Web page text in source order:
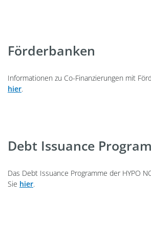
Förderbanken
Informationen zu Co-Finanzierungen mit
hier.
Debt Issuance
Das Debt Issuance Programme der HYPO
Sie hier.